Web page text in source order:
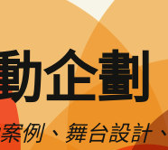
企劃
例、舞台設計